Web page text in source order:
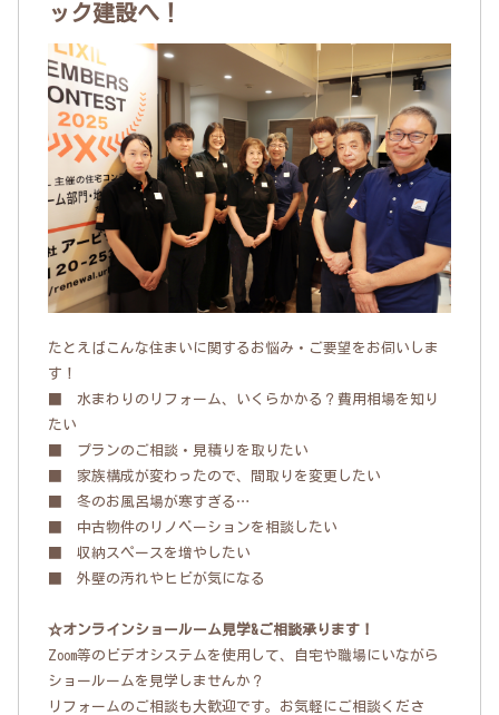
ック建設へ！
たとえばこんな住まいに関するお悩み・ご要望をお伺いしま
す！
■ 水まわりのリフォーム、いくらかかる？費用相場を知り
たい
■ プランのご相談・見積りを取りたい
■ 家族構成が変わったので、間取りを変更したい
■ 冬のお風呂場が寒すぎる…
■ 中古物件のリノベーションを相談したい
■ 収納スペースを増やしたい
■ 外壁の汚れやヒビが気になる
☆オンラインショールーム見学&ご相談承ります！
Zoom等のビデオシステムを使用して、自宅や職場にいながら
ショールームを見学しませんか？
リフォームのご相談も大歓迎です。お気軽にご相談くださ